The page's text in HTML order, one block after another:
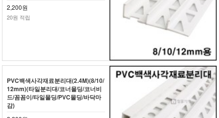
2,200원
20원 적립
PVC백색사각재료분리대(2.4M)(8/10/
12mm)(타일분리대/코너몰딩/코너비
드/꼼꼼이/타일몰딩/PVC몰딩/바닥마
감)